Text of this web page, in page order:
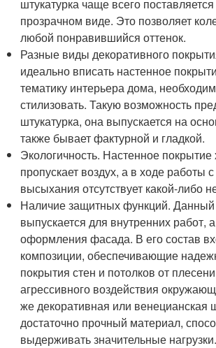
штукатурка чаще всего
прозрачном виде. Это позволяет
любой понравившийся оттенок.
Разные виды декоративного
идеально вписать настенное
тематику интерьера дома,
стилизовать. Такую возможность
штукатурка, она выпускается на
также бывает фактурной и гладкой.
Экологичность. Настенное
пропускает воздух, а в ходе работы
высыхания отсутствует какой-либо
Наличие защитных функций.
выпускается для внутренних работ,
оформления фасада. В его состав
композиции, обеспечивающие
покрытия стен и потолков от
агрессивного воздействия
же декоративная или венецианская
достаточно прочный материал,
выдерживать значительные нагрузки.